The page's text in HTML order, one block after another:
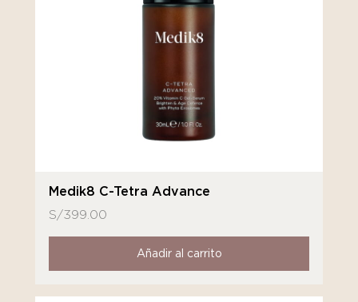
Medik8 C-Tetra Advance
S/399.00
Añadir al carrito